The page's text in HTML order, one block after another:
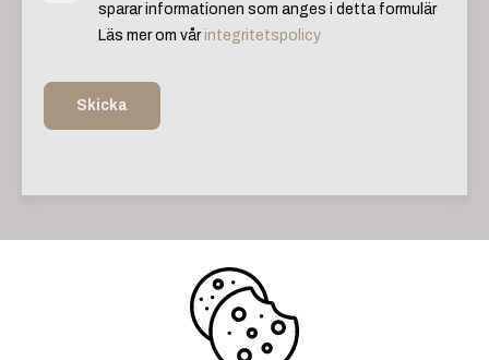
sparar informationen som anges i detta formulär
Läs mer om vårintegritetspolicy
Start